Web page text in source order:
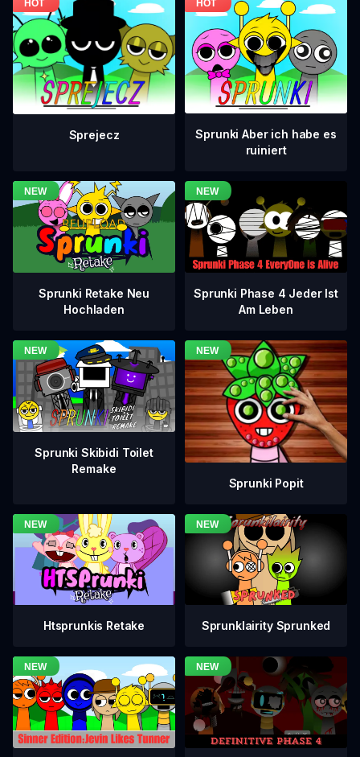
Sprejecz
Sprunki Aber ich habe es
ruiniert
Sprunki Retake Neu
Hochladen
Sprunki Phase 4 Jeder Ist
Am Leben
Sprunki Skibidi Toilet
Remake
Sprunki Popit
Htsprunkis Retake Sprunklairity Sprunked